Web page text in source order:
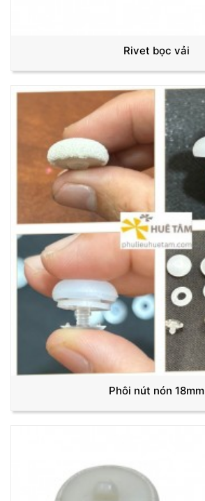
Rivet bọc vải
Phôi nút nón 18mm